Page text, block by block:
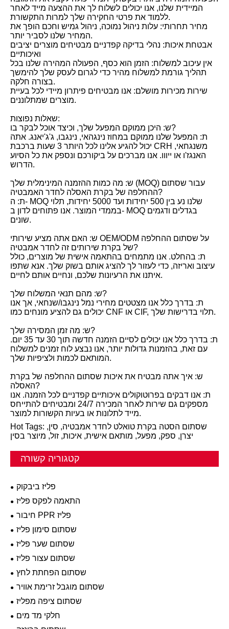
המיידית שלנו, אנו יכולים לשלוח לך את ההצעה מייד לאחר
ללמוד את פרטי החקירה שלך למרות התקשורת.
מחיר תחרותי: עלות ניהול נמוכה, ניהול גמיש וחכם הופך את
המחיר שלנו לסביר יותר.
אבטחת איכות: נהלי בדיקה קפדניים מבטיחים מוצרים יציבים
ואיכותיים
אין עיכוב למשלוח: הזמן הוא כסף, הפעולה המהירה שלנו בכל
תהליך גורמת למשלוח מהיר כדי לגרום לעסק שלך להימשך
בצורה חלקה.
שירות מכירות מושלם: אנו מבטיחים פיתרון מיידי לכל בעיית
מוצרים שמתלוננים.
שאלות נפוצות:
ש: היכן ממוקם המפעל שלך, וכיצד אוכל לבקר בו?
ת: המפעל שלנו ממוקם במחוז נינגהאי, נינגבו, ג'ג'יאנג. אתה
יכול להגיע אלינו לכל היותר 3 שעות ברכבת CRH משנגחאי,
האנגז'ו או ייווו. אנו מברכים על ביקורכם ונספק את כל הסיוע
הדרוש.
ש: מה כמות ההזמנה המינימלית שלך (MOQ) עבור שסתום
ההחלפה של בקרת האסלה לחדר האמבטיה?
ת: ה- MOQ שלנו נע בין 500 יחידות ועד 5000 יחידות, תלוי
בממדי המוצר. אנו פתוחים לדון ב- MOQ בגדלים ודגמים
שונים.
ש: האם אתה מציע שירותי OEM/ODM על שסתום ההחלפה
של בקרת שירותים זה לחדר אמבטיה?
ת: בהחלט. אנו מתמחים בהתאמה אישית של מוצרים, כולל
עיצוב ואריזה, כדי לעזור לך להציג אותם בשוק שלך. אנא שתפו
איתנו את הרעיונות שלכם, ונחיים אותם לחיים.
ש: מהם תנאי המשלוח שלך?
ת: בדרך כלל אנו מצטטים מחירי נמל נינגבו/שנחאי, אך אנו
יכולים גם להציע מונחים כמו CNF או CIF, תלוי בדרישות שלך.
ש: מה זמן המסירה שלך?
ת: בדרך כלל אנו יכולים לסיים הזמנה חדשה תוך 30 עד 35 יום.
עם זאת, בהזמנות גדולות יותר, אנו נבצע לוח זמנים למשלוח
המותאם לכמות ולציפיות שלך.
ש: איך אתה מבטיח את איכות שסתום ההחלפה של בקרת
האסלה?
ת: אנו דבקים בפרוטוקולים איכותיים קפדניים לכל הזמנה. אנו
מספקים גם שירות לאחר המכירה 24/7 ומבטיחים להתייחס
מייד לתלונות או בעיות הקשורות למוצר.
Hot Tags: שסתום הסטה בקרת טואלט לחדר אמבטיה, סין,
יצרן, ספק, מפעל, מותאם אישית, איכות, זול, מיוצר בסין
קטגוריה קשורה
פליז ביבקוק
התאמה לפקס פליז
חיבור PPR פליז
שסתום סימון פליז
שסתום שער פליז
שסתום עצור פליז
שסתום הפחתת לחץ
שסתום מוגבל זרימת אוויר
שסתום ציפה מפליז
חלקי מד מים